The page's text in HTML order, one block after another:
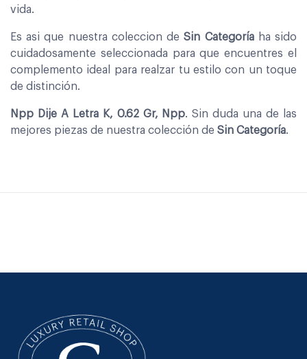
vida.
Es asi que nuestra coleccion deSin Categoríaha sido
cuidadosamente seleccionada para que encuentres el
complemento ideal para realzar tu estilo con un toque
de distinción.
Npp Dije A Letra K, 0.62 Gr, Npp. Sin duda una de las
mejores piezas de nuestra colección de Sin Categoría.